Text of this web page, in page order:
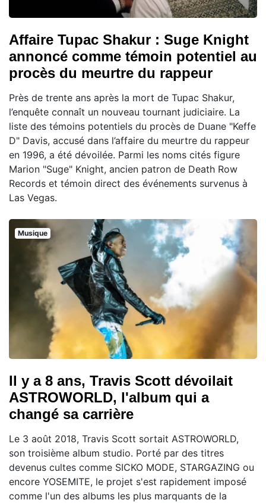
Affaire Tupac Shakur : Suge Knight
annoncé comme témoin potentiel au
procès du meurtre du rappeur
Près de trente ans après la mort de Tupac Shakur,
l’enquête connaît un nouveau tournant judiciaire. La
liste des témoins potentiels du procès de Duane "Keffe
D" Davis, accusé dans l’affaire du meurtre du rappeur
en 1996, a été dévoilée. Parmi les noms cités figure
Marion "Suge" Knight, ancien patron de Death Row
Records et témoin direct des événements survenus à
Las Vegas.
Musique
Il y a 8 ans, Travis Scott dévoilait
ASTROWORLD, l'album qui a
changé sa carrière
Le 3 août 2018, Travis Scott sortait ASTROWORLD,
son troisième album studio. Porté par des titres
devenus cultes comme SICKO MODE, STARGAZING ou
encore YOSEMITE, le projet s'est rapidement imposé
comme l'un des albums les plus marquants de la